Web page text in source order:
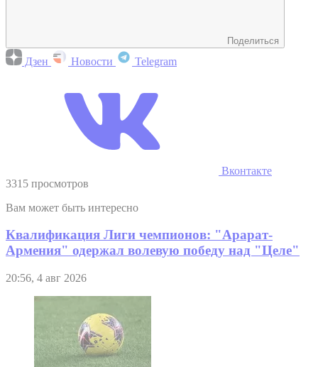
Поделиться
Дзен Новости Telegram
Вконтакте
3315 просмотров
Вам может быть интересно
Квалификация Лиги чемпионов: "Арарат-
Армения" одержал волевую победу над "Целе"
20:56, 4 авг 2026